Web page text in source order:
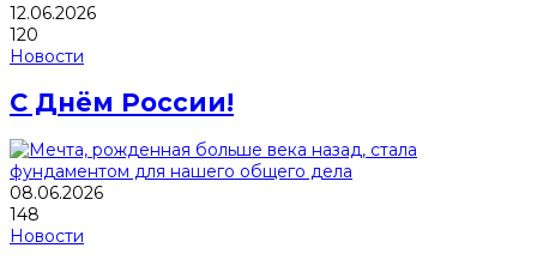
12.06.2026
120
Новости
С Днём России!
08.06.2026
148
Новости